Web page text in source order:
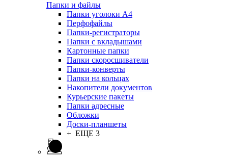
Папки и файлы
Папки уголоки А4
Перфофайлы
Папки-регистраторы
Папки с вкладышами
Картонные папки
Папки скоросшиватели
Папки-конверты
Папки на кольцах
Накопители документов
Курьерские пакеты
Папки адресные
Обложки
Доски-планшеты
+ ЕЩЕ 3